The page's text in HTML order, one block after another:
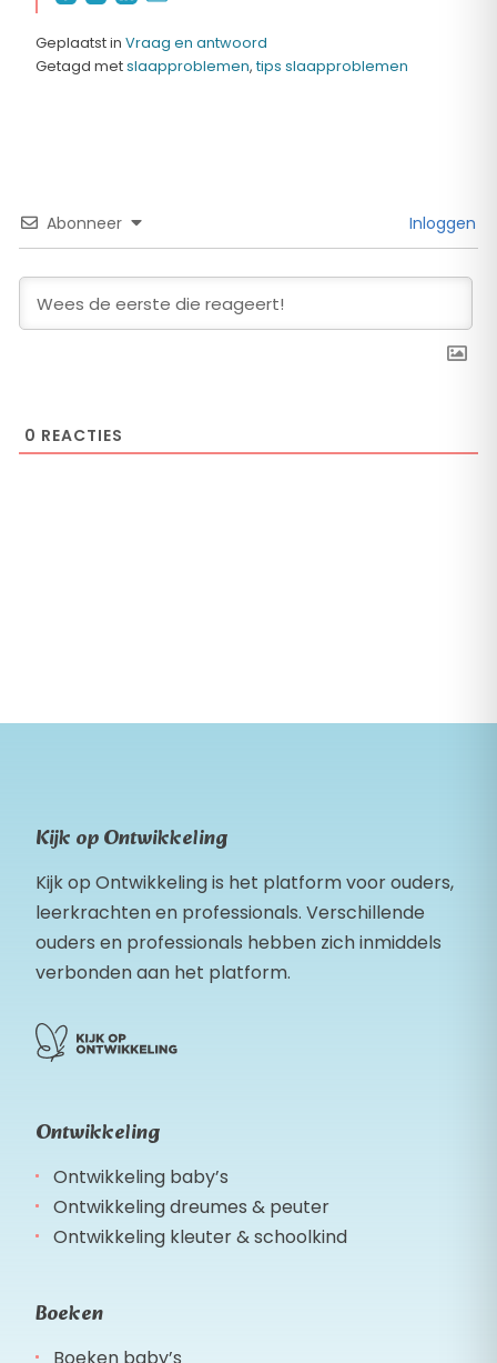
Geplaatst in Vraag en antwoord
Getagd metslaapproblemen, tips slaapproblemen
Abonneer Inloggen
0 REACTIES
Kijk op Ontwikkeling
Kijk op Ontwikkeling is het platform voor ouders,
leerkrachten en professionals. Verschillende
ouders en professionals hebben zich inmiddels
verbonden aan het platform.
Ontwikkeling
Ontwikkeling baby’s
Ontwikkeling dreumes & peuter
Ontwikkeling kleuter & schoolkind
Boeken